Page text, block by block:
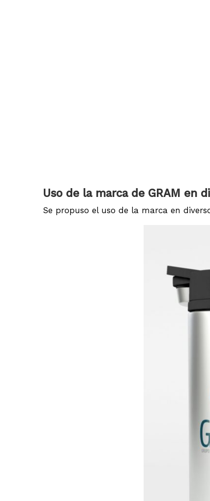
Uso de la marca de GRAM en
Se propuso el uso de la marca en